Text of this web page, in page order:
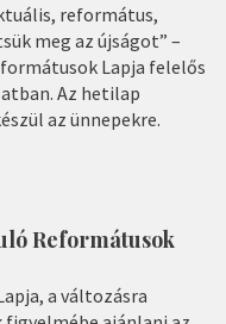
református,
meg az újságot” –
Lapja felelős
Az hetilap
az ünnepekre.
Reformátusok
a változásra